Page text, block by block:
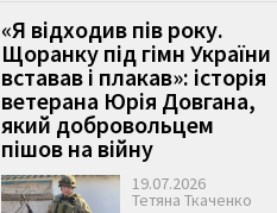
«Я відходив пів року.
Щоранку під гімн України
вставав і плакав»: історія
ветерана Юрія Довгана,
який добровольцем
пішов на війну
19.07.2026
Тетяна Ткаченко